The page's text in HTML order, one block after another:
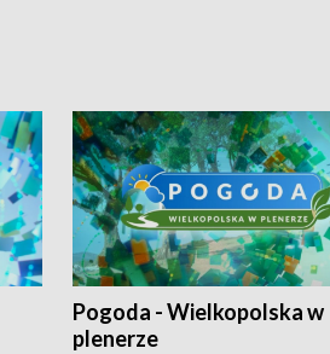
Pogoda - Wielkopolska w
plenerze